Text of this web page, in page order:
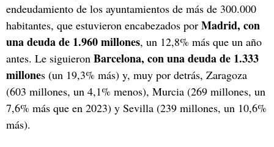
endeudamiento de los ayuntamientos de más de 300.000
habitantes, que estuvieron encabezados por Madrid, con
una deuda de 1.960 millones, un 12,8% más que un año
antes. Le siguieron Barcelona, con una deuda de 1.333
millones (un 19,3% más) y, muy por detrás, Zaragoza
(603 millones, un 4,1% menos), Murcia (269 millones, un
7,6% más que en 2023) y Sevilla (239 millones, un 10,6%
más).